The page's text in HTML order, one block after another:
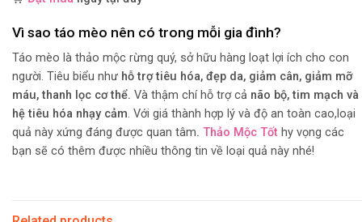
Vì sao táo mèo nên có trong mỗi gia đình?
Táo mèo là thảo mộc rừng quý, sở hữu hàng loạt lợi ích cho con
người. Tiêu biểu như hỗ trợ tiêu hóa, đẹp da, giảm cân, giảm mỡ
máu, thanh lọc cơ thể. Và thậm chí hỗ trợ cả não bộ, tim mạch và
hệ tiêu hóa nhạy cảm. Với giá thành hợp lý và độ an toàn cao,loại
quả này xứng đáng được quan tâm. Thảo Mộc Tốt hy vọng các
bạn sẽ có thêm được nhiều thông tin về loại quả này nhé!